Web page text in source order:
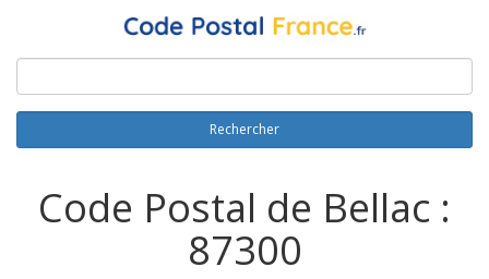
Rechercher
Code Postal de Bellac :
87300